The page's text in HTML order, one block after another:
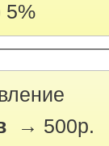
5%
→ 500р.